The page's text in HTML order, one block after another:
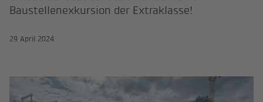
Baustellenexkursion der Extraklasse!
29 April 2024
Campus Militärakademie